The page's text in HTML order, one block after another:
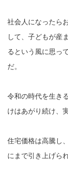
社会人になったら
して、子どもが産
るという風に思っ
だ。
令和の時代を生き
けはあがり続け、
住宅価格は高騰し
にまで引き上げられ